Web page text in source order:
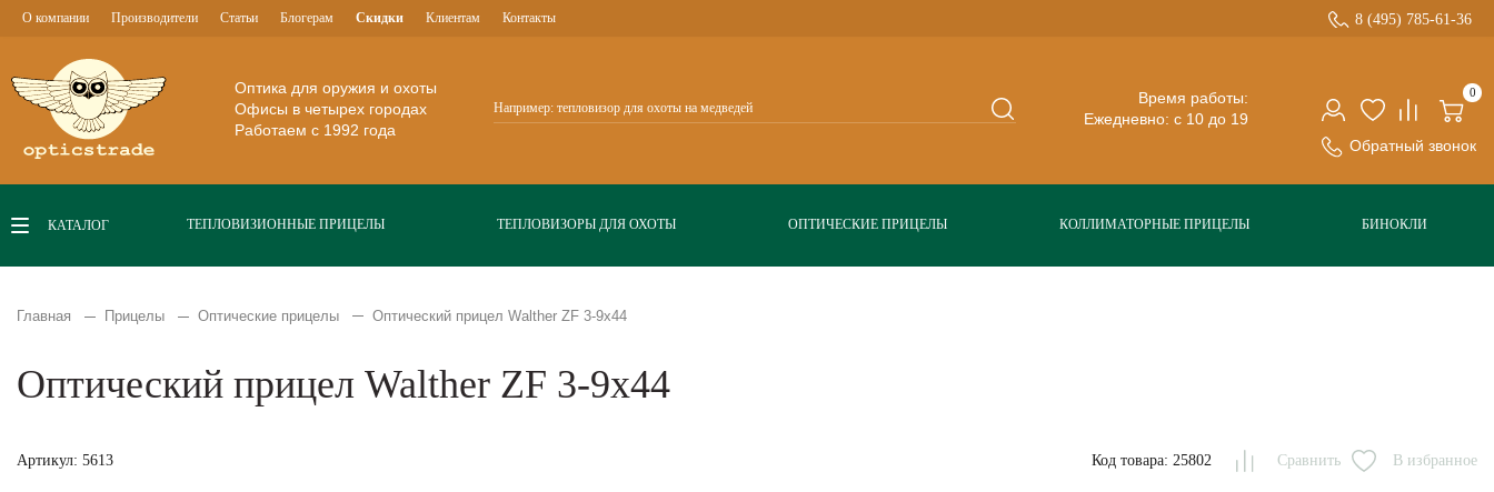
Оптика для оружия и охоты
Офисы в четырех городах
Работаем с 1992 года
Время работы:
Ежедневно: с 10 до 19
0
Обратный звонок
О компании Производители Статьи Блогерам Скидки Клиентам Контакты 8 (495) 785-61-36
КАТАЛОГ ТЕПЛОВИЗИОННЫЕ ПРИЦЕЛЫ ТЕПЛОВИЗОРЫ ДЛЯ ОХОТЫ ОПТИЧЕСКИЕ ПРИЦЕЛЫ КОЛЛИМАТОРНЫЕ ПРИЦЕЛЫ БИНОКЛИ
Главная Прицелы Оптические прицелы Оптический прицел Walther ZF 3-9x44
Оптический прицел Walther ZF 3-9x44
Артикул: 5613 Код товара: 25802 Сравнить В избранное